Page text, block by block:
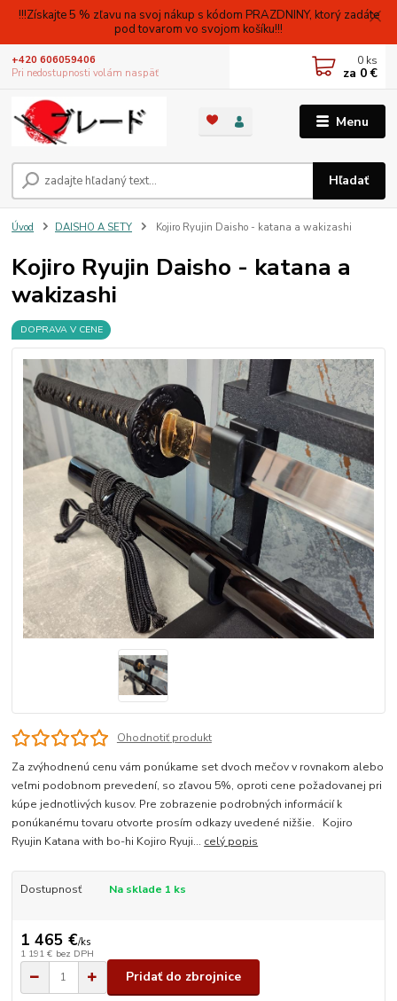
!!!Získajte 5 % zľavu na svoj nákup s kódom PRAZDNINY, ktorý zadáte
pod tovarom vo svojom košíku!!!
Menu
Hľadať
+420 606059406
Pri nedostupnosti volám naspäť
0 ks
za 0 €
Úvod DAISHO A SETY Kojiro Ryujin Daisho - katana a wakizashi
Kojiro Ryujin Daisho - katana a
wakizashi
DOPRAVA V CENE
Ohodnotiť produkt
Za zvýhodnenú cenu vám ponúkame set dvoch mečov v rovnakom alebo
veľmi podobnom prevedení, so zľavou 5%, oproti cene požadovanej pri
kúpe jednotlivých kusov. Pre zobrazenie podrobných informácií k
ponúkanému tovaru otvorte prosím odkazy uvedené nižšie. Kojiro
Ryujin Katana with bo-hi Kojiro Ryuji... celý popis
Dostupnosť Na sklade 1 ks
1 465 €/ks
1 191 € bez DPH
Pridať do zbrojnice